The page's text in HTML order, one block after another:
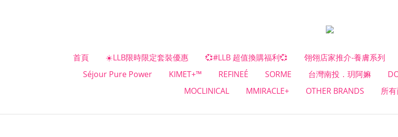
首頁 ☀️LLB限時限定套裝優惠 💞#LLB 超值換購福利💞 翎翎店家推介-養膚系列
Séjour Pure Power
KIMET+™ REFINEÉ SORME 台灣南投．玥阿嫲
MOCLINICAL
MMIRACLE+ OTHER BRANDS 所